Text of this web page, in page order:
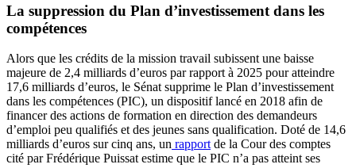
La suppression du Plan d’investissement dans les
compétences
Alors que les crédits de la mission travail subissent une baisse
majeure de 2,4 milliards d’euros par rapport à 2025 pour atteindre
17,6 milliards d’euros, le Sénat supprime le Plan d’investissement
dans les compétences (PIC), un dispositif lancé en 2018 afin de
financer des actions de formation en direction des demandeurs
d’emploi peu qualifiés et des jeunes sans qualification. Doté de 14,6
milliards d’euros sur cinq ans, un rapport de la Cour des comptes
cité par Frédérique Puissat estime que le PIC n’a pas atteint ses